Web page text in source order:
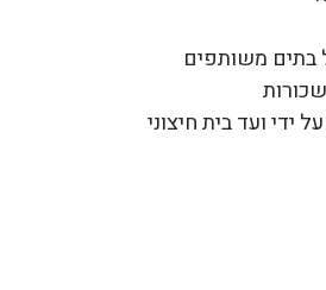
בתים משותפים
ידי ועד בית חיצוני